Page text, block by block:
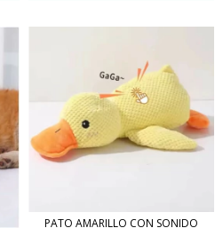
PATO AMARILLO CON SONIDO